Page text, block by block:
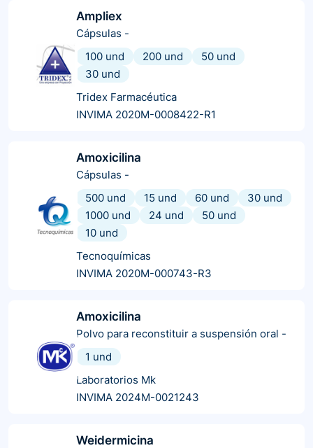
Ampliex
Cápsulas -
100 und
200 und
50 und
30 und
Tridex Farmacéutica
INVIMA 2020M-0008422-R1
Amoxicilina
Cápsulas -
500 und
15 und 60 und
30 und
1000 und
24 und
50 und
10 und
Tecnoquímicas
INVIMA 2020M-000743-R3
Amoxicilina
Polvo para reconstituir a suspensión oral -
1 und
Laboratorios Mk
INVIMA 2024M-0021243
Weidermicina